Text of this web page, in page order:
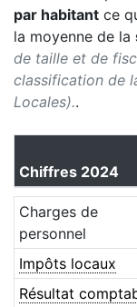
par habitant ce
la moyenne de la
de taille et de
classification de
Locales)..
Chiffres 2024
Charges de
personnel
Impôts locaux
Résultat